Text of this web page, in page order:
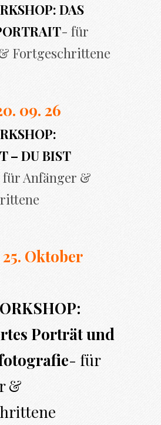
DAS
- für
Fortgeschrittene
09. 26
– DU BIST
Anfänger &
Oktober
Porträt und
- für
&